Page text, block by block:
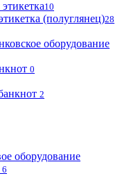
10
(полуглянец)28
оборудование
0
2
оборудование
6